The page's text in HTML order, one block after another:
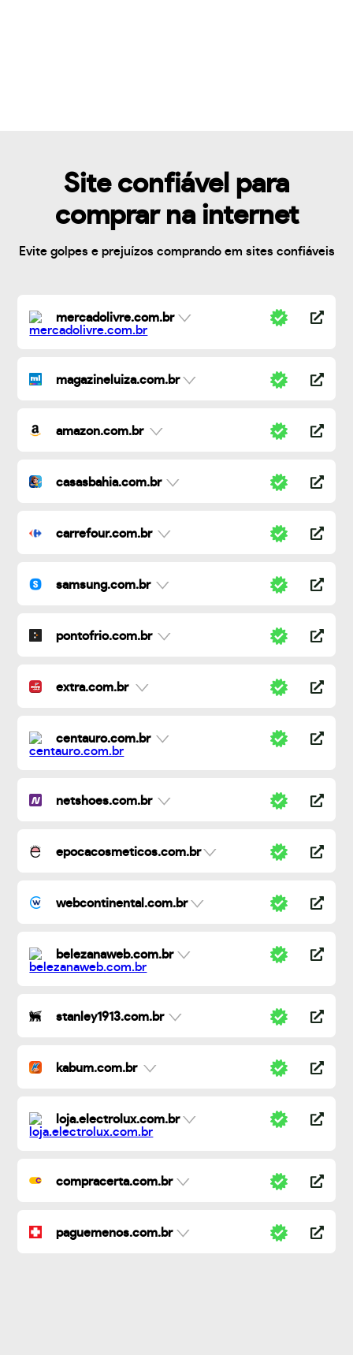
Site confiável para
comprar na internet
Evite golpes e prejuízos comprando em sites confiáveis
mercadolivre.com.br
magazineluiza.com.br
amazon.com.br
casasbahia.com.br
carrefour.com.br
samsung.com.br
pontofrio.com.br
extra.com.br
centauro.com.br
netshoes.com.br
epocacosmeticos.com.br
webcontinental.com.br
belezanaweb.com.br
stanley1913.com.br
kabum.com.br
loja.electrolux.com.br
compracerta.com.br
paguemenos.com.br